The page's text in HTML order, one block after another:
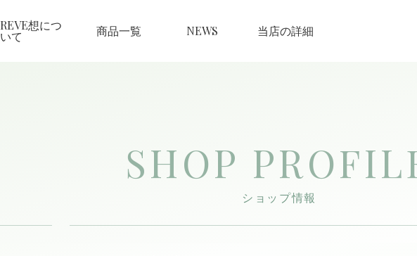
REVE想につ
いて 商品一覧 NEWS 当店の詳細
SHOP
ショップ情報